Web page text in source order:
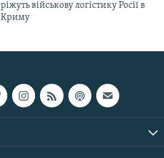
ріжуть військову логістику Росії в
Криму